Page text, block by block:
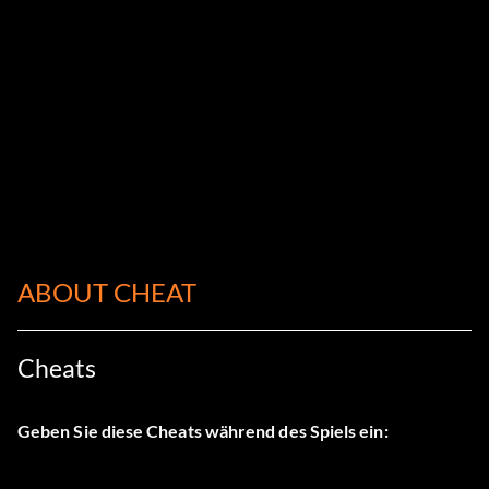
ABOUT CHEAT
Cheats
Geben Sie diese Cheats während des Spiels ein: